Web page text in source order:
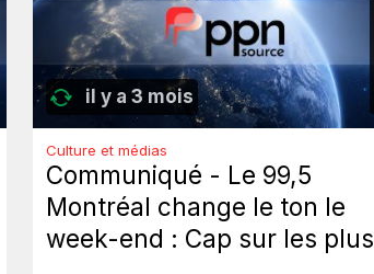
il y a 3 mois
Culture et médias
Communiqué - Le 99,5
Montréal change le ton le
week-end : Cap sur les plus